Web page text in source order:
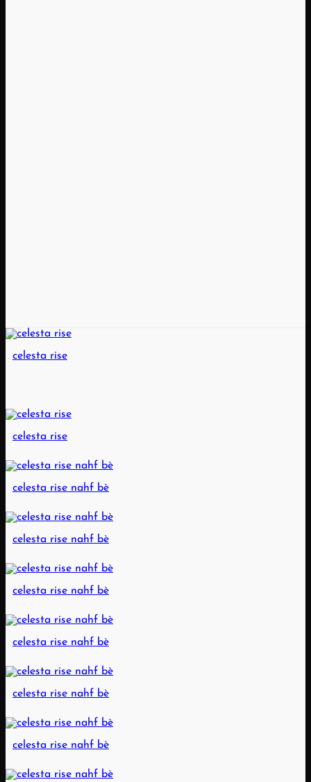
celesta rise
celesta rise
celesta rise nahf bè
celesta rise nahf bè
celesta rise nahf bè
celesta rise nahf bè
celesta rise nahf bè
celesta rise nahf bè